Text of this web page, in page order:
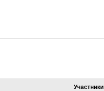
Участники